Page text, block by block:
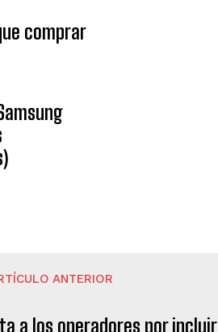
comprar
ANTERIOR
a los operadores por incluir